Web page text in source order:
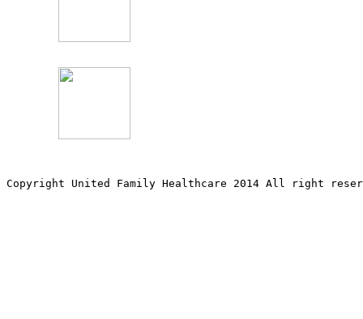
Copyright United Family Healthcare 2014 All right